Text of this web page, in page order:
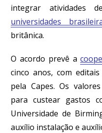
integrar atividades
universidades
britânica.
O acordo prevê a
cinco anos, com
pela Capes. Os
para custear gastos
Universidade de
auxílio instalação e